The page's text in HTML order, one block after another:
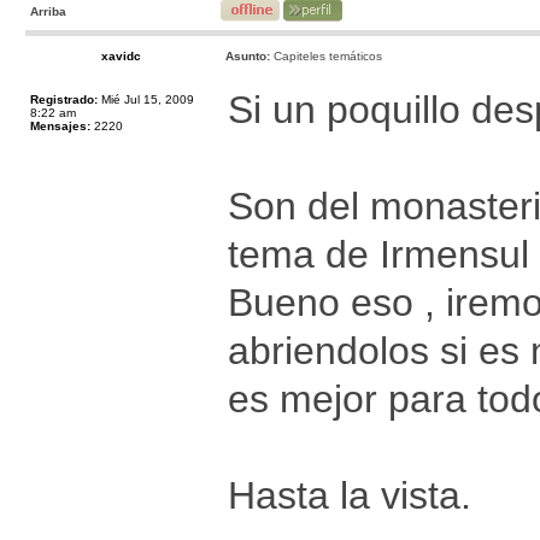
Arriba
xavidc Asunto: Capiteles temáticos
Registrado: Mié Jul 15, 2009
8:22 am
Mensajes: 2220 Si un poquillo
Son del
tema de
Bueno eso ,
abriendolos si es
es mejor para
Hasta la vista.